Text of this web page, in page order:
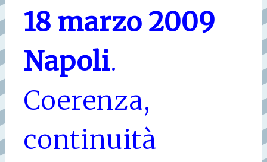
18 marzo 2009
Napoli.
Coerenza,
continuità